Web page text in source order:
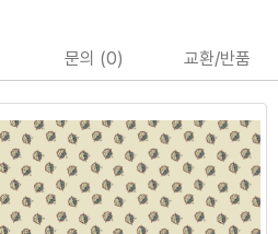
문의 (0) 교환/반품